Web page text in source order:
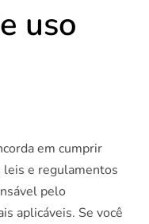
uso
em cumprir
e regulamentos
pelo
aplicáveis. Se você